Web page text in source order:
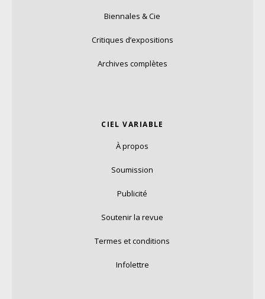
Biennales & Cie
Critiques d’expositions
Archives complètes
CIEL VARIABLE
À propos
Soumission
Publicité
Soutenir la revue
Termes et conditions
Infolettre